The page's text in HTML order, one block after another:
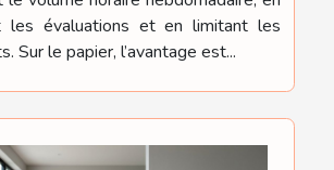
les évaluations et en limitant les
Sur le papier, l’avantage est...